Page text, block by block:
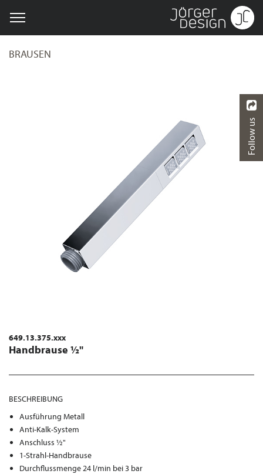
BRAUSEN
649.13.375.xxx
Handbrause ½"
BESCHREIBUNG
Ausführung Metall
Anti-Kalk-System
Anschluss ½"
1-Strahl-Handbrause
Durchflussmenge 24 l/min bei 3 bar
Follow us